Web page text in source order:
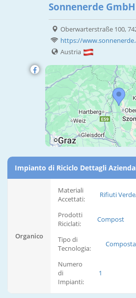
Sonnenerde GmbH
Oberwarterstraße 100,
https://
Austria
Impianto di Riciclo Dettagli
Organico
Materiali
Accettati:
Rifiuti
Prodotti
Riciclati:
Compost
Tipo di
Tecnologia:
Numero
di
Impianti:
1